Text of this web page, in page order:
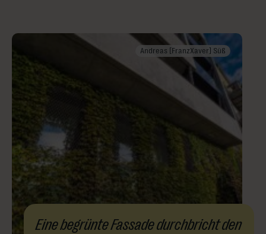
Andreas [FranzXaver] Süß
Eine begrünte Fassade durchbricht den